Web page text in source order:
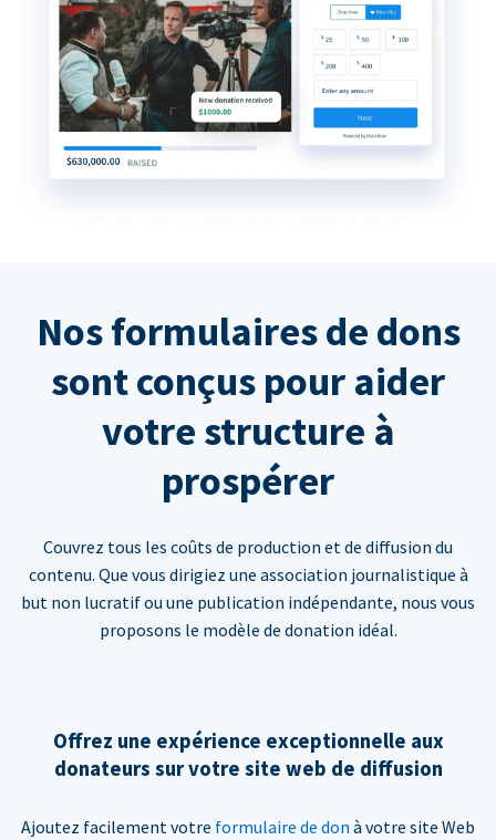
Nos formulaires de dons
sont conçus pour aider
votre structure à
prospérer
Couvrez tous les coûts de production et de diffusion du
contenu. Que vous dirigiez une association journalistique à
but non lucratif ou une publication indépendante, nous vous
proposons le modèle de donation idéal.
Offrez une expérience exceptionnelle aux
donateurs sur votre site web de diffusion
Ajoutez facilement votre formulaire de don à votre site Web